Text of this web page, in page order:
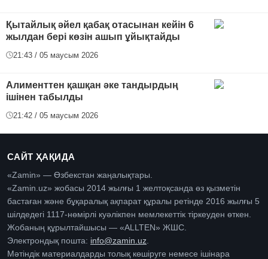
Қытайлық әйел қабақ отасынан кейін 6
жылдан бері көзін ашып ұйықтайды
21:43 / 05 маусым 2026
Алименттен қашқан әке тандырдың
ішінен табылды
21:42 / 05 маусым 2026
САЙТ ҲАҚИДА
«Zamin» — Өзбекстан жаңалықтары.
«Zamin.uz» жобасы 2014 жылғы 1 желтоқсанда өз қызметін
бастаған және бұқаралық ақпарат құралы ретінде 2016 жылғы 5
шілдедегі 1117-нөмірлі куәлікпен мемлекеттік тіркеуден өткен.
Жобаның құрылтайшысы — «ALLTEN» ЖШС.
Электрондық пошта: info@zamin.uz
Мәтіндік материалдарды толық көшіруге немесе ішінара